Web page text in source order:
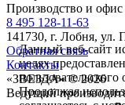
Производство и офис
8 495 128-11-63
141730, г. Лобня,
Обратная связь
Контакты
«ЗВЕЗДА» © 2026
Ведущий
Данный веб-сайт
целях
Продолжая